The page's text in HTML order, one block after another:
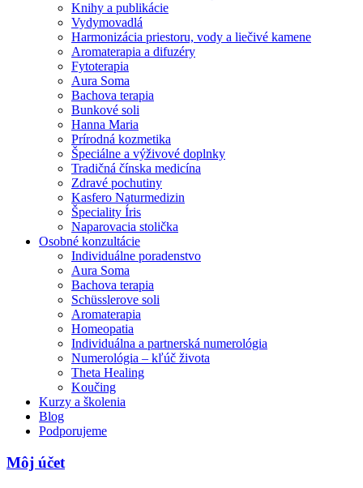
Knihy a publikácie
Vydymovadlá
Harmonizácia priestoru, vody a liečivé kamene
Aromaterapia a difuzéry
Fytoterapia
Aura Soma
Bachova terapia
Bunkové soli
Hanna Maria
Prírodná kozmetika
Špeciálne a výživové doplnky
Tradičná čínska medicína
Zdravé pochutiny
Kasfero Naturmedizin
Špeciality Íris
Naparovacia stolička
Osobné konzultácie
Individuálne poradenstvo
Aura Soma
Bachova terapia
Schüsslerove soli
Aromaterapia
Homeopatia
Individuálna a partnerská numerológia
Numerológia – kľúč života
Theta Healing
Koučing
Kurzy a školenia
Blog
Podporujeme
Môj účet